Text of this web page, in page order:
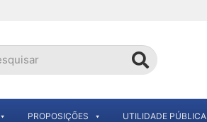
PROPOSIÇÕES UTILIDADE PÚBLICA